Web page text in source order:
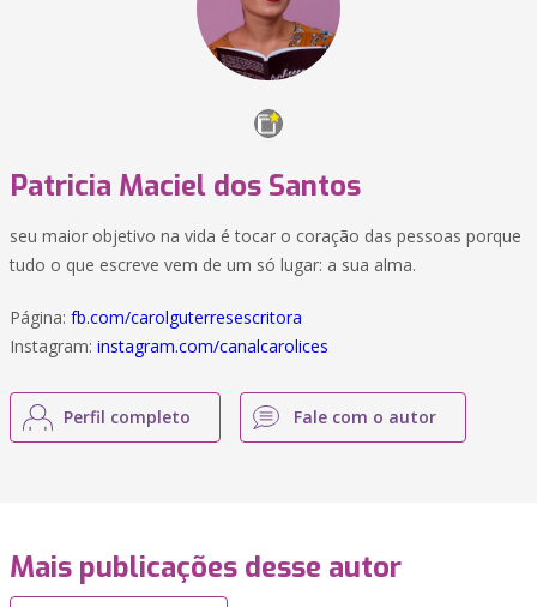
Patricia Maciel dos Santos
seu maior objetivo na vida é tocar o coração das pessoas porque
tudo o que escreve vem de um só lugar: a sua alma.
Página: fb.com/carolguterresescritora
Instagram: instagram.com/canalcarolices
Perfil completo Fale com o autor
Mais publicações desse autor